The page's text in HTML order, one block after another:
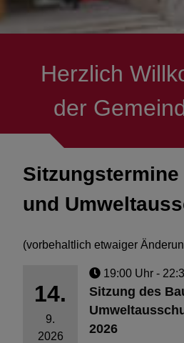
Herzlich
der
Sitzungstermine
und
(vorbehaltlich etwaiger
14.
9.
2026
19:00 Uhr ‐
Sitzung des
2026